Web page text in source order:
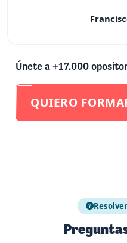
Únete a +17.000
QUIERO